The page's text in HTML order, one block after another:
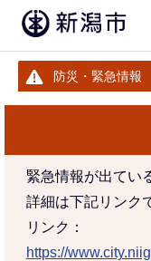
防災・緊急情報
緊急情報が出てい
詳細は下記リンク
リンク：
https://